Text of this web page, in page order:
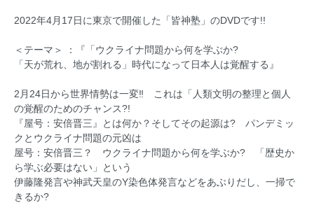
2022年4月17日に東京で開催した「皆神塾」のDVDです!!
＜テーマ＞ ：『「ウクライナ問題から何を学ぶか?
「天が荒れ、地が割れる」時代になって日本人は覚醒する』
2月24日から世界情勢は一変‼ これは「人類文明の整理と個人
の覚醒のためのチャンス?!
『屋号：安倍晋三』とは何か？そしてその起源は? パンデミッ
クとウクライナ問題の元凶は
屋号：安倍晋三？ ウクライナ問題から何を学ぶか? 「歴史か
ら学ぶ必要はない」という
伊藤隆発言や神武天皇のY染色体発言などをあぶりだし、一掃で
きるか?